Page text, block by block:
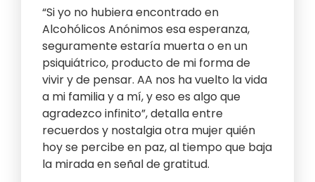
“Si yo no hubiera encontrado en
Alcohólicos Anónimos esa esperanza,
seguramente estaría muerta o en un
psiquiátrico, producto de mi forma de
vivir y de pensar. AA nos ha vuelto la vida
a mi familia y a mí, y eso es algo que
agradezco infinito”, detalla entre
recuerdos y nostalgia otra mujer quién
hoy se percibe en paz, al tiempo que baja
la mirada en señal de gratitud.